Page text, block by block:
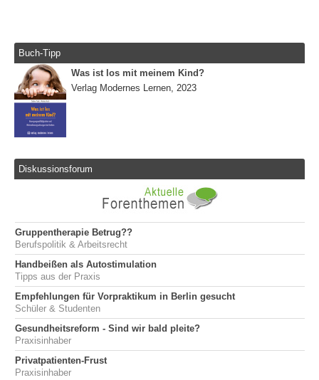
Buch-Tipp
Was ist los mit meinem Kind?
Verlag Modernes Lernen, 2023
Diskussionsforum
Gruppentherapie Betrug??
Berufspolitik & Arbeitsrecht
Handbeißen als Autostimulation
Tipps aus der Praxis
Empfehlungen für Vorpraktikum in Berlin gesucht
Schüler & Studenten
Gesundheitsreform - Sind wir bald pleite?
Praxisinhaber
Privatpatienten-Frust
Praxisinhaber